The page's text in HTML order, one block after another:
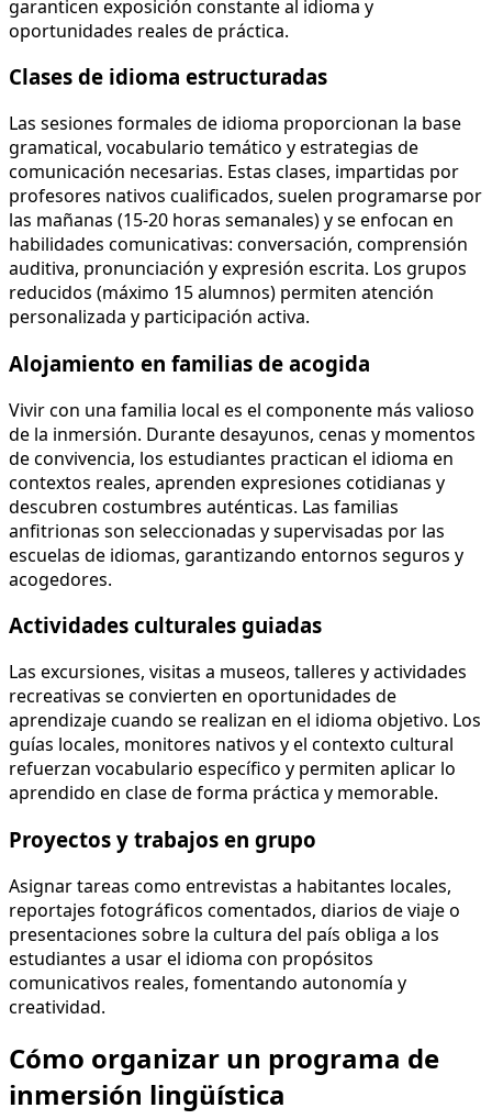
garanticen exposición constante al idioma y
oportunidades reales de práctica.
Clases de idioma estructuradas
Las sesiones formales de idioma proporcionan la base
gramatical, vocabulario temático y estrategias de
comunicación necesarias. Estas clases, impartidas por
profesores nativos cualificados, suelen programarse por
las mañanas (15-20 horas semanales) y se enfocan en
habilidades comunicativas: conversación, comprensión
auditiva, pronunciación y expresión escrita. Los grupos
reducidos (máximo 15 alumnos) permiten atención
personalizada y participación activa.
Alojamiento en familias de acogida
Vivir con una familia local es el componente más valioso
de la inmersión. Durante desayunos, cenas y momentos
de convivencia, los estudiantes practican el idioma en
contextos reales, aprenden expresiones cotidianas y
descubren costumbres auténticas. Las familias
anfitrionas son seleccionadas y supervisadas por las
escuelas de idiomas, garantizando entornos seguros y
acogedores.
Actividades culturales guiadas
Las excursiones, visitas a museos, talleres y actividades
recreativas se convierten en oportunidades de
aprendizaje cuando se realizan en el idioma objetivo. Los
guías locales, monitores nativos y el contexto cultural
refuerzan vocabulario específico y permiten aplicar lo
aprendido en clase de forma práctica y memorable.
Proyectos y trabajos en grupo
Asignar tareas como entrevistas a habitantes locales,
reportajes fotográficos comentados, diarios de viaje o
presentaciones sobre la cultura del país obliga a los
estudiantes a usar el idioma con propósitos
comunicativos reales, fomentando autonomía y
creatividad.
Cómo organizar un programa de
inmersión lingüística